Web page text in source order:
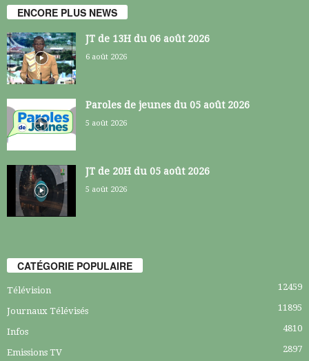
ENCORE PLUS NEWS
JT de 13H du 06 août 2026
6 août 2026
Paroles de jeunes du 05 août 2026
5 août 2026
JT de 20H du 05 août 2026
5 août 2026
CATÉGORIE POPULAIRE
Télévision 12459
Journaux Télévisés 11895
Infos 4810
Emissions TV 2897